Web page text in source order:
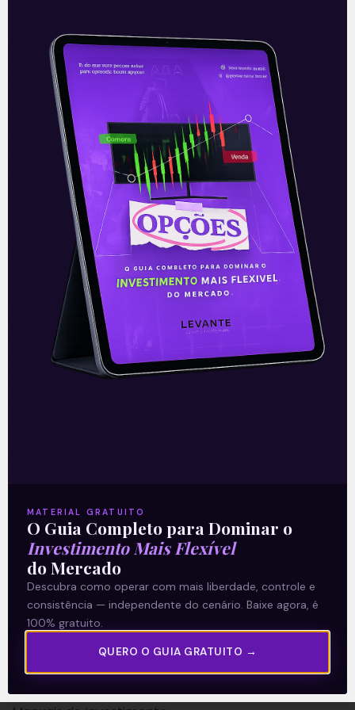
Alibaba sobre pressão nos
serviços em nuvem
O Alibaba Group (BABA), varejista que,
assim como a Amazon, também possui
um segmento relevante de Cloud
Computing (serviços na nuvem) vem
passando por um
Leia mais
24/05/2021
Sobre nós
Termos e Condições
Política de Privacidade
Explore
Artigos
MATERIAL GRATUITO
O Guia Completo para Dominar o
Investimento Mais Flexível
do Mercado
Descubra como operar com mais liberdade, controle e
consistência — independente do cenário. Baixe agora, é
100% gratuito.
QUERO O GUIA GRATUITO →